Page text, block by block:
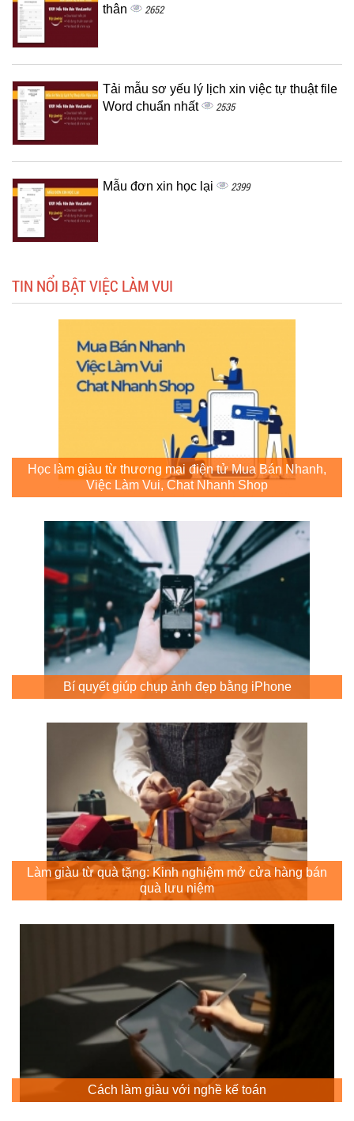
thân 2652
Tải mẫu sơ yếu lý lịch xin việc tự thuật file
Word chuẩn nhất
2535
Mẫu đơn xin học lại 2399
TIN NỔI BẬT VIỆC LÀM VUI
Học làm giàu từ thương mại điện tử Mua Bán Nhanh,
Việc Làm Vui, Chat Nhanh Shop
Bí quyết giúp chụp ảnh đẹp bằng iPhone
Làm giàu từ quà tặng: Kinh nghiệm mở cửa hàng bán
quà lưu niệm
Cách làm giàu với nghề kế toán